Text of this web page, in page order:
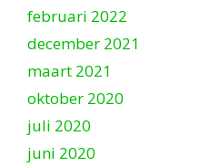
februari 2022
december 2021
maart 2021
oktober 2020
juli 2020
juni 2020